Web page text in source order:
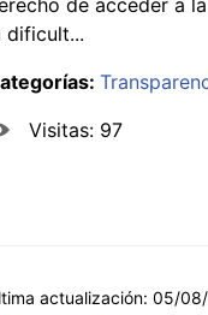
dificult...
Visitas: 97
actualización: 05/